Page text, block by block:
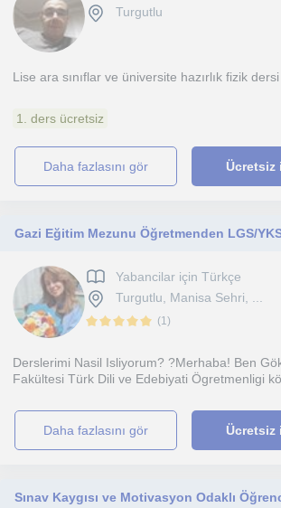
Turgutlu
Lise ara sınıflar ve üniversite hazırlık fizik dersi
1. ders ücretsiz
daha fazlasını gör Ücretsiz
Yabancilar için Türkçe
Turgutlu, Manisa Sehri, ...
(1)
Derslerimi Nasil Isliyorum? ?Merhaba! Ben
Fakültesi Türk Dili ve Edebiyati Ögretmenligi
daha fazlasını gör Ücretsiz